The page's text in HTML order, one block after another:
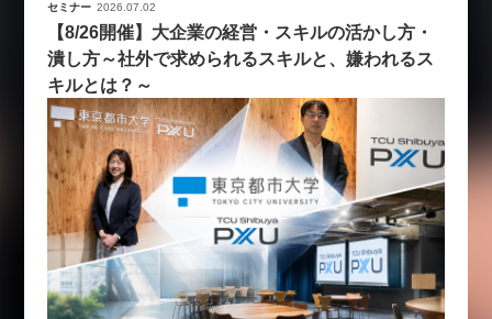
セミナー 2026.07.02
【8/26開催】大企業の経営・スキルの活かし方・
潰し方～社外で求められるスキルと、嫌われるス
キルとは？～